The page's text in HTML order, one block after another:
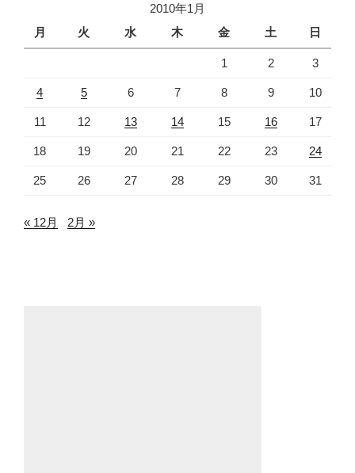
2010年1月
月
火 水 木 金 土 日
1 2 3
4 5 6 7 8 9 10
11 12 13 14 15 16 17
18 19 20 21 22 23 24
25 26 27 28 29 30 31
« 12月 2月 »